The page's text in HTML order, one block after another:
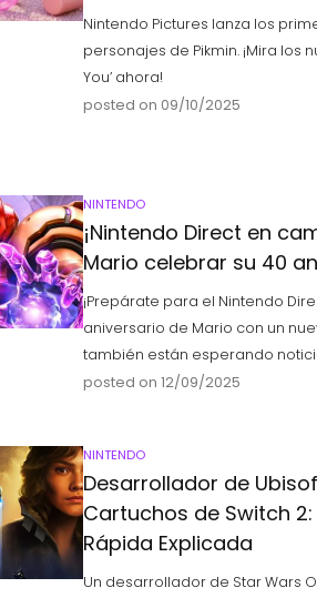
Nintendo Pictures lanza los
personajes de Pikmin. ¡Mira los
You’ ahora!
posted on 09/10/2025
NINTENDO
¡Nintendo Direct en
Mario celebrar su 40
¡Prepárate para el Nintendo
aniversario de Mario con un
también están esperando
posted on 12/09/2025
NINTENDO
Desarrollador de
Cartuchos de Switch
Rápida Explicada
Un desarrollador de Star Wars